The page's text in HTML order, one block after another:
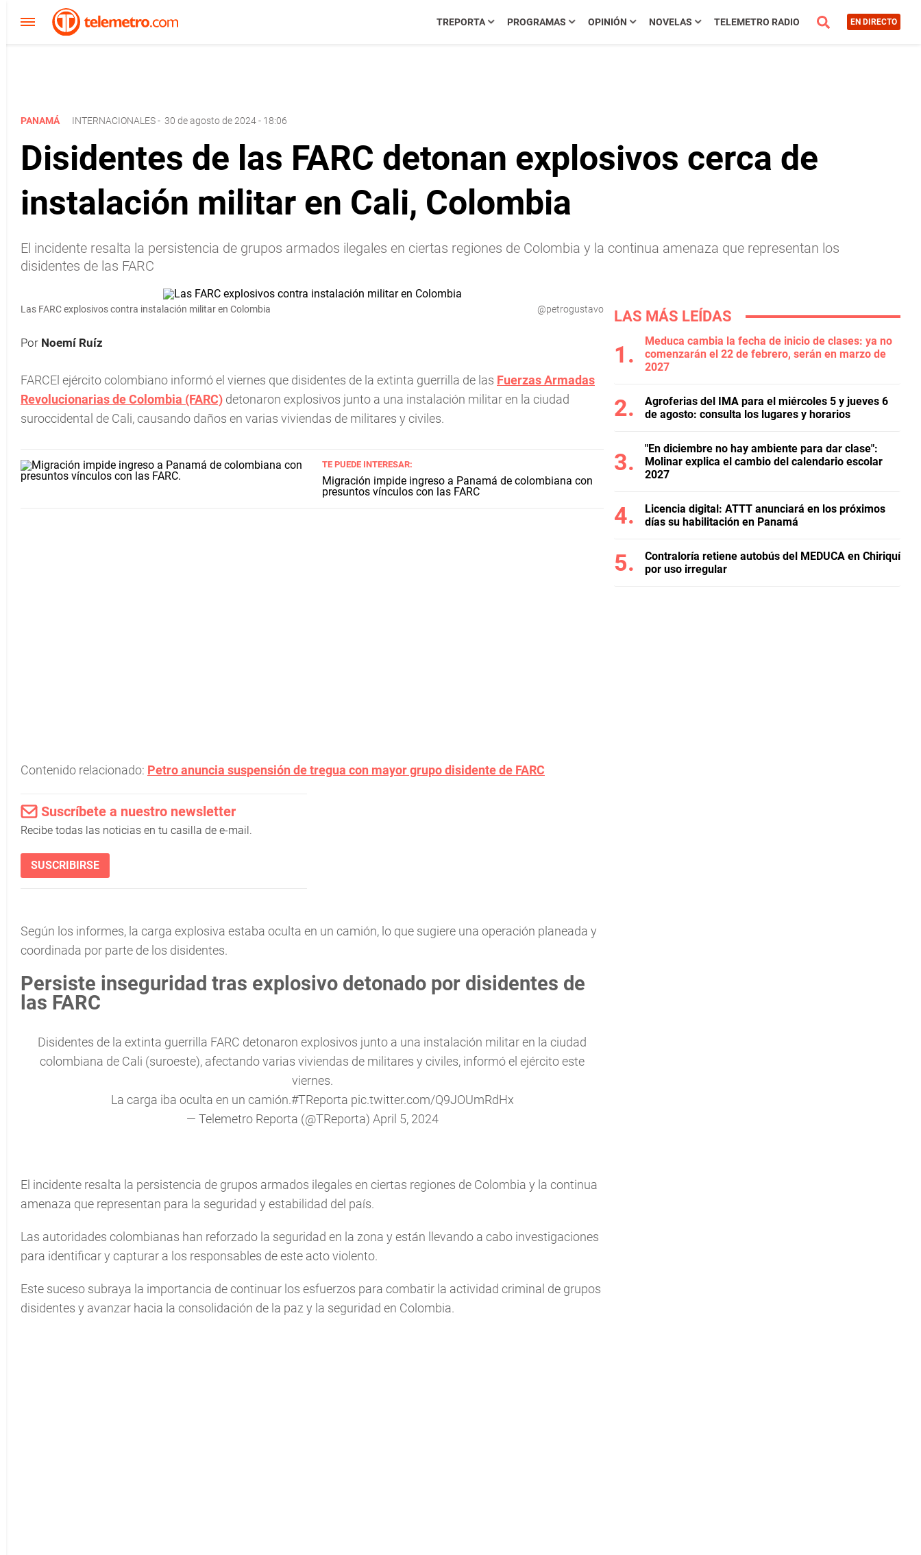
TREPORTA PROGRAMAS OPINIÓN NOVELAS TELEMETRO RADIO EN DIRECTO
PANAMÁ INTERNACIONALES- 30 de agosto de 2024 - 18:06
Disidentes de las FARC detonan explosivos cerca de
instalación militar en Cali, Colombia
El incidente resalta la persistencia de grupos armados ilegales en ciertas regiones de Colombia y la continua amenaza que representan los
disidentes de las FARC
Las FARC explosivos contra instalación militar en Colombia @petrogustavo
Por Noemí Ruíz
FARCEl ejército colombiano informó el viernes que disidentes de la extinta guerrilla de las Fuerzas Armadas
Revolucionarias de Colombia (FARC) detonaron explosivos junto a una instalación militar en la ciudad
suroccidental de Cali, causando daños en varias viviendas de militares y civiles.
TE PUEDE INTERESAR:
Migración impide ingreso a Panamá de colombiana con
presuntos vínculos con las FARC
Contenido relacionado: Petro anuncia suspensión de tregua con mayor grupo disidente de FARC
Suscríbete a nuestro newsletter
Recibe todas las noticias en tu casilla de e-mail.
SUSCRIBIRSE
Según los informes, la carga explosiva estaba oculta en un camión, lo que sugiere una operación planeada y
coordinada por parte de los disidentes.
Persiste inseguridad tras explosivo detonado por disidentes de
las FARC
Disidentes de la extinta guerrilla FARC detonaron explosivos junto a una instalación militar en la ciudad
colombiana de Cali (suroeste), afectando varias viviendas de militares y civiles, informó el ejército este
viernes.
La carga iba oculta en un camión.#TReporta pic.twitter.com/Q9JOUmRdHx
— Telemetro Reporta (@TReporta) April 5, 2024
El incidente resalta la persistencia de grupos armados ilegales en ciertas regiones de Colombia y la continua
amenaza que representan para la seguridad y estabilidad del país.
Las autoridades colombianas han reforzado la seguridad en la zona y están llevando a cabo investigaciones
para identificar y capturar a los responsables de este acto violento.
Este suceso subraya la importancia de continuar los esfuerzos para combatir la actividad criminal de grupos
disidentes y avanzar hacia la consolidación de la paz y la seguridad en Colombia.
LAS MÁS LEÍDAS
Meduca cambia la fecha de inicio de clases: ya no
comenzarán el 22 de febrero, serán en marzo de
2027
Agroferias del IMA para el miércoles 5 y jueves 6
de agosto: consulta los lugares y horarios
"En diciembre no hay ambiente para dar clase":
Molinar explica el cambio del calendario escolar
2027
Licencia digital: ATTT anunciará en los próximos
días su habilitación en Panamá
Contraloría retiene autobús del MEDUCA en Chiriquí
por uso irregular